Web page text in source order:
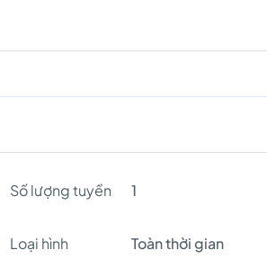
Số lượng tuyền 1
Loại hình Toàn thời gian